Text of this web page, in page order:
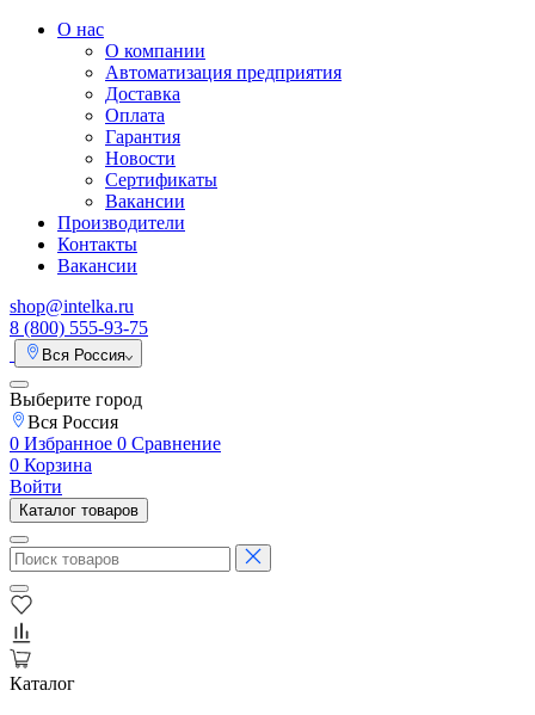
О нас
О компании
Автоматизация предприятия
Доставка
Оплата
Гарантия
Новости
Сертификаты
Вакансии
Производители
Контакты
Вакансии
shop@intelka.ru
8 (800) 555-93-75
Вся Россия
Выберите город
Вся Россия
0 Избранное 0 Сравнение
0 Корзина
Войти
Каталог товаров
Каталог